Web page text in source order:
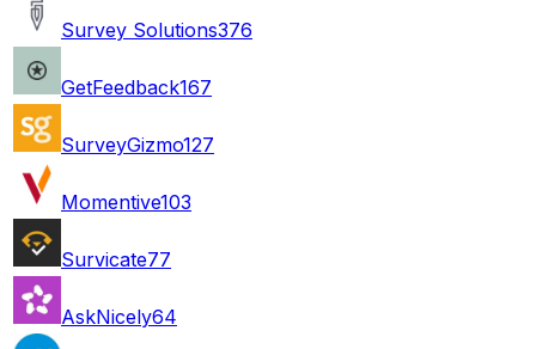
Survey Solutions376
GetFeedback167
SurveyGizmo127
Momentive103
Survicate77
AskNicely64